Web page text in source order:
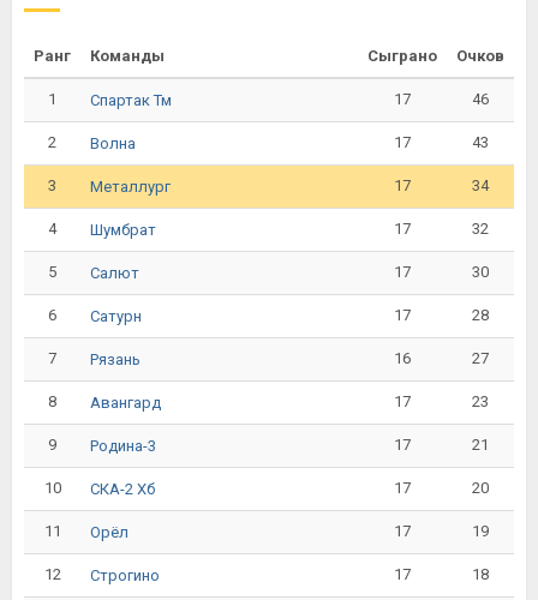
Ранг Команды Сыграно Очков
1 Спартак Тм 17 46
2 Волна 17 43
3 Металлург 17 34
4 Шумбрат 17 32
5 Салют 17 30
6 Сатурн 17 28
7 Рязань 16 27
8 Авангард 17 23
9 Родина-3 17 21
10 СКА-2 Хб 17 20
11 Орёл 17 19
12 Строгино 17 18